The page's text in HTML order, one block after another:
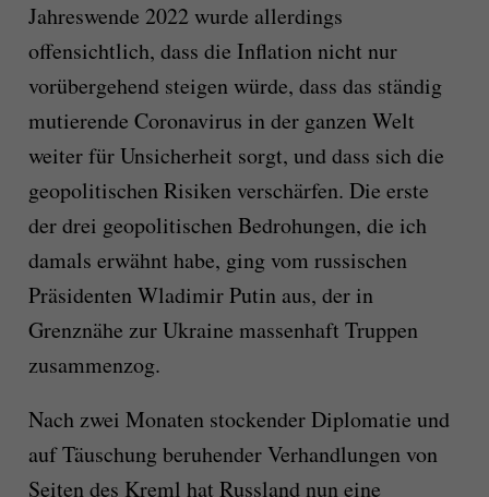
Jahreswende 2022 wurde allerdings
offensichtlich, dass die Inflation nicht nur
vorübergehend steigen würde, dass das ständig
mutierende Coronavirus in der ganzen Welt
weiter für Unsicherheit sorgt, und dass sich die
geopolitischen Risiken verschärfen. Die erste
der drei geopolitischen Bedrohungen, die ich
damals erwähnt habe, ging vom russischen
Präsidenten Wladimir Putin aus, der in
Grenznähe zur Ukraine massenhaft Truppen
zusammenzog.
Nach zwei Monaten stockender Diplomatie und
auf Täuschung beruhender Verhandlungen von
Seiten des Kreml hat Russland nun eine